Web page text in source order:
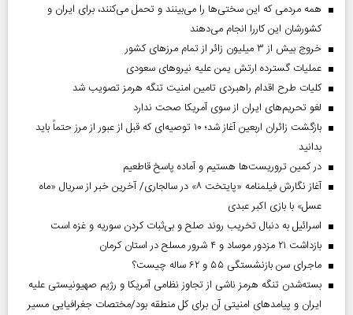
همه مردمی که این سختی‌ها را می‌بینند و تحمل می‌کنند، برای ایران و
کشورشان این کاررا انجام می‌دهند
خروج بیش از ۳ میلیون زائر از تمام مرز‌های کشور
عملیات گسترده ارتش یمن علیه نیروهای سعودی
کلیات طرح اقدام راهبردی تامین امنیت تنگه هرمز تصویب شد
لغو تحریم‌های ایران از سوی آمریکا صحت ندارد
بازگشت زائران اربعین آغاز شد؛ ۱۰ توصیه‌ای که قبل از عبور از مرز حتماً باید
بدانید
در کمین تروریست‌ها هستیم و آماده پاسخ قاطعیم
آغاز نگارش فیلمنامه «پایتخت ۸» در سالجاری/ آخرین خبر از سریال «ماه
عسل» با بازی اکبر عبدی
اسرائیل به دنبال تخریب روند صلح و بی‌ثبات کردن سوریه و غزه است
بازداشت ۲۱ مزدور موساد و ۴ شرور مسلح در استان کرمان
ماجرای سن بازنشستگی ۵۵ و ۶۲ ساله چیست؟
بسته‌شدن تنگه هرمز ناشی از تجاوز نظامی آمریکا و رژیم صهیونیستی علیه
ایران و پیامد‌های امنیتی آن برای کل منطقه بود/مختصات جغرافیایی مسیر